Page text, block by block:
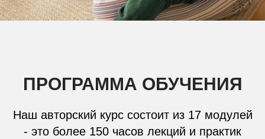
ПРОГРАММА ОБУЧЕНИЯ
Наш авторский курс состоит из 17 модулей
- это более 150 часов лекций и практик